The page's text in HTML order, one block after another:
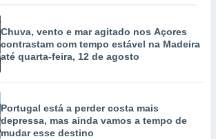
Chuva, vento e mar agitado nos Açores
contrastam com tempo estável na Madeira
até quarta-feira, 12 de agosto
Portugal está a perder costa mais
depressa, mas ainda vamos a tempo de
mudar esse destino